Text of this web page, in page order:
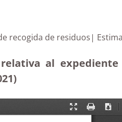
recogida de residuos|
al expediente